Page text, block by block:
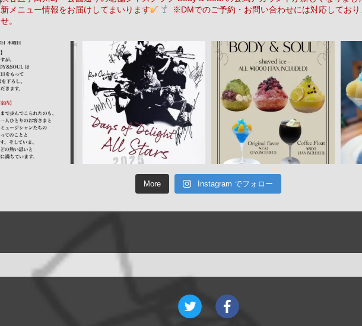
新メニュー情報をお届けしてまいります
※DMでのご予約・お問い合わせには対応しており
せ。
More Instagram でフォロー